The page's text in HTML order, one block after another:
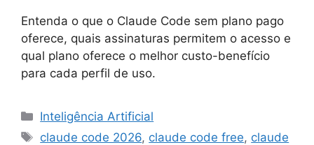
Entenda o que o Claude Code sem plano pago
oferece, quais assinaturas permitem o acesso e
qual plano oferece o melhor custo-benefício
para cada perfil de uso.
Categorias
Inteligência Artificial
Tags
claude code 2026, claude code free, claude